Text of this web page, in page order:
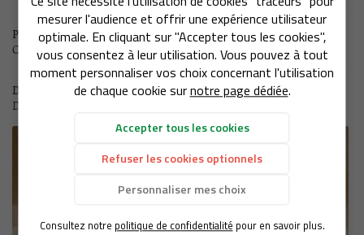
mesurer l'audience et offrir une expérience utilisateur
optimale. En cliquant sur "Accepter tous les cookies",
vous consentez à leur utilisation. Vous pouvez à tout
moment personnaliser vos choix concernant l'utilisation
de chaque cookie surnotre page dédiée.
Accepter tous les cookies
Refuser les cookies optionnels
Personnaliser mes choix
Consultez notre politique de confidentialité pour en savoir plus.
LA BOUTIQUE
SERVICES
CAVE À VINS
02 77 64 98 91
REJOIGNEZ-
Inscription
Produit suivant
Château Joanna 2019
Dans la même catégorie
D'autres produits qui pourraient vous intéresser